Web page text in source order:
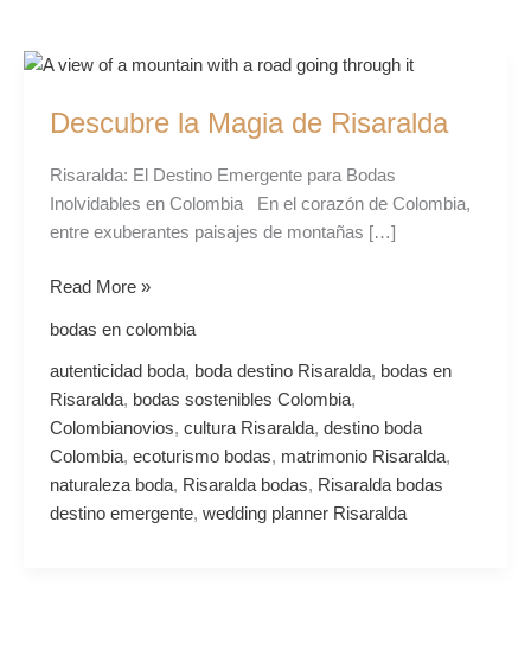
Descubre la Magia de Risaralda
Risaralda: El Destino Emergente para Bodas
Inolvidables en Colombia En el corazón de Colombia,
entre exuberantes paisajes de montañas […]
Descubre
Magia
Risaralda
Read More »
bodas en colombia
autenticidad boda, boda destino Risaralda, bodas en
Risaralda, bodas sostenibles Colombia,
Colombianovios, cultura Risaralda, destino boda
Colombia, ecoturismo bodas, matrimonio Risaralda,
naturaleza boda, Risaralda bodas, Risaralda bodas
destino emergente, wedding planner Risaralda